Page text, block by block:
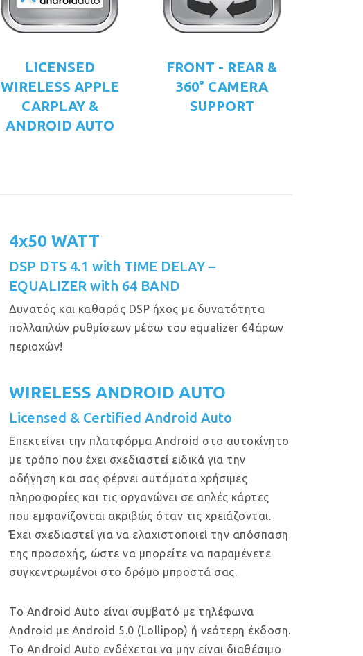
LICENSED
WIRELESS APPLE
CARPLAY &
ANDROID AUTO
FRONT - REAR &
360° CAMERA
SUPPORT
4x50 WATT
DSP DTS 4.1 with TIME DELAY –
EQUALIZER with 64 BAND
Δυνατός και καθαρός DSP ήχος με δυνατότητα
πολλαπλών ρυθμίσεων μέσω του equalizer 64άρων
περιοχών!
WIRELESS ANDROID AUTO
Licensed & Certified Android Auto
Επεκτείνει την πλατφόρμα Android στο αυτοκίνητο
με τρόπο που έχει σχεδιαστεί ειδικά για την
οδήγηση και σας φέρνει αυτόματα χρήσιμες
πληροφορίες και τις οργανώνει σε απλές κάρτες
που εμφανίζονται ακριβώς όταν τις χρειάζονται.
Έχει σχεδιαστεί για να ελαχιστοποιεί την απόσπαση
της προσοχής, ώστε να μπορείτε να παραμένετε
συγκεντρωμένοι στο δρόμο μπροστά σας.
Το Android Auto είναι συμβατό με τηλέφωνα
Android με Android 5.0 (Lollipop) ή νεότερη έκδοση.
Το Android Auto ενδέχεται να μην είναι διαθέσιμο